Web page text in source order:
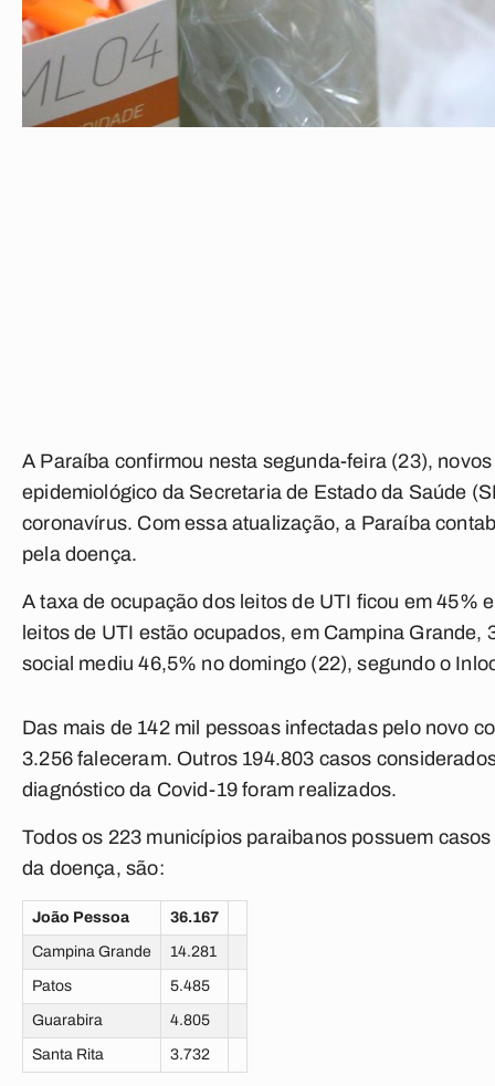
A Paraíba confirmou nesta segunda-feira (23),
epidemiológico da Secretaria de Estado da Saúde
coronavírus. Com essa atualização, a Paraíba
pela doença.
A taxa de ocupação dos leitos de UTI ficou em 45%
leitos de UTI estão ocupados, em Campina
social mediu 46,5% no domingo (22), segundo o
Das mais de 142 mil pessoas infectadas pelo novo
3.256 faleceram. Outros 194.803 casos
diagnóstico da Covid-19 foram realizados.
Todos os 223 municípios paraibanos possuem
da doença, são:
João Pessoa 36.167
Campina Grande 14.281
Patos 5.485
Guarabira 4.805
Santa Rita 3.732